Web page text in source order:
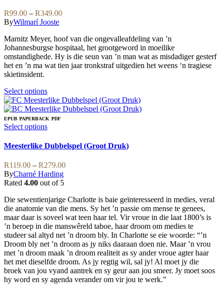
be
chosen
on
the
product
page
variants.
The
options
may
be
chosen
on
page
R99.00 – R349.00Price
through
R349.00
ByWilmarí Jooste
Marnitz Meyer, hoof van die ongevalleafdeling van ’n
Johannesburgse hospitaal, het grootgeword in moeilike
omstandighede. Hy is die seun van ’n man wat as misdadiger gesterf
het en ’n ma wat tien jaar tronkstraf uitgedien het weens ‘n tragiese
skietinsident.
Select optionsThis
product
has
multiple
variants.
options
be
chosen
on
the
product
page
EPUB PAPERBACK PDF
Select optionsThis
has
variants.
The
options
may
be
chosen
on
the
product
page
Meesterlike Dubbelspel (Groot Druk)
R119.00 – R279.00Price
R279.00
ByCharné Harding
Rated 4.00 out of 5
Die sewentienjarige Charlotte is baie geïnteresseerd in medies, veral
die anatomie van die mens. Sy het ’n passie om mense te genees,
maar daar is soveel wat teen haar tel. Vir vroue in die laat 1800’s is
’n beroep in die manswêreld taboe, haar droom om medies te
studeer sal altyd net ’n droom bly. In Charlotte se eie woorde: “’n
Droom bly net ’n droom as jy niks daaraan doen nie. Maar ’n vrou
met ’n droom maak ’n droom realiteit as sy ander vroue agter haar
het met dieselfde droom. As jy regtig wil, sal jy! Al moet jy die
broek van jou vyand aantrek en sy geur aan jou smeer. Jy moet soos
hy word en sy agenda verander om vir jou te werk.”